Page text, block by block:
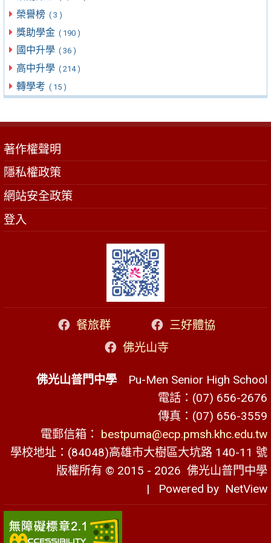
榮譽榜 ( 3 )
獎助學金 ( 190 )
國中升學 ( 36 )
高中升學 ( 214 )
轉學考 ( 15 )
著作權聲明
隱私權政策
網站安全政策
登入
餐旅群
三好體協
佛光山寺
佛光山普門中學 Pu-Men Senior High School
電話：(07) 656-2676
傳真：(07) 656-3559
電郵信箱： bestpuma@ecp.pmsh.khc.edu.tw
學校地址：(84048)高雄市大樹區大坑路 140-11 號
版權所有 © 2015 - 2026 佛光山普門中學
| Powered by NetView